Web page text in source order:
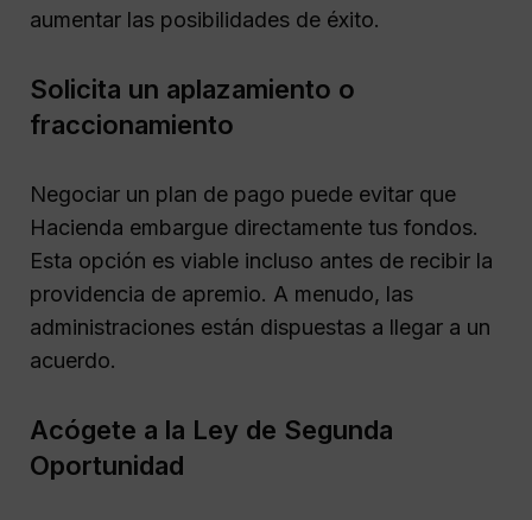
aumentar las posibilidades de éxito.
Solicita un aplazamiento o
fraccionamiento
Negociar un plan de pago puede evitar que
Hacienda embargue directamente tus fondos.
Esta opción es viable incluso antes de recibir la
providencia de apremio. A menudo, las
administraciones están dispuestas a llegar a un
acuerdo.
Acógete a la Ley de Segunda
Oportunidad